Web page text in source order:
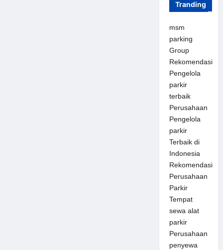
Tranding
msm
parking
Group
Rekomendasi
Pengelola
parkir
terbaik
Perusahaan
Pengelola
parkir
Terbaik di
Indonesia
Rekomendasi
Perusahaan
Parkir
Tempat
sewa alat
parkir
Perusahaan
penyewa